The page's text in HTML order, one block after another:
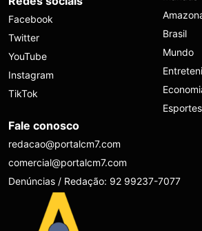
Facebook
Twitter
YouTube
Instagram
TikTok
Brasil
Mundo
Esportes
Fale conosco
redacao@portalcm7.com
comercial@portalcm7.com
Denúncias / Redação: 92 99237-7077